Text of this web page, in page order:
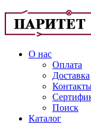
О нас
Оплата
Доставка
Поиск
Каталог